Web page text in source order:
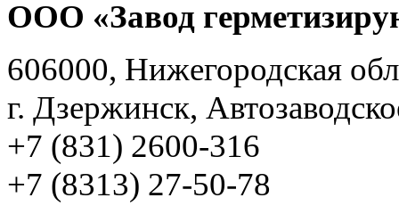
ООО «Завод
606000, Нижегородская
г. Дзержинск,
+7 (831) 2600-316
+7 (8313) 27-50-78